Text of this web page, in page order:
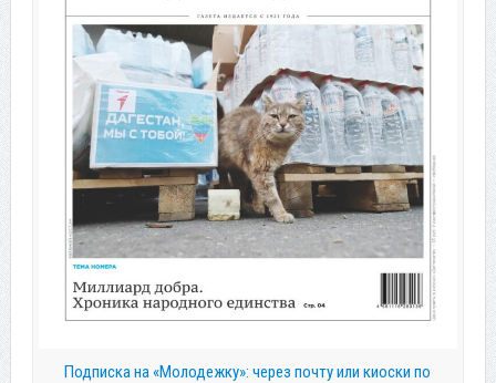
Подписка на «Молодежку»: через почту или киоски по